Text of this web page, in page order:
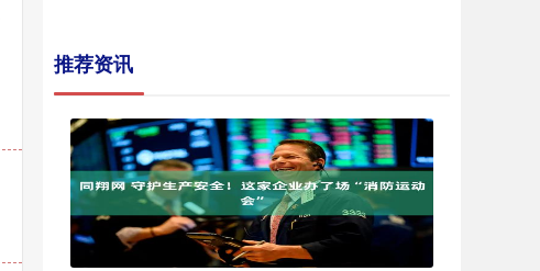
推荐资讯